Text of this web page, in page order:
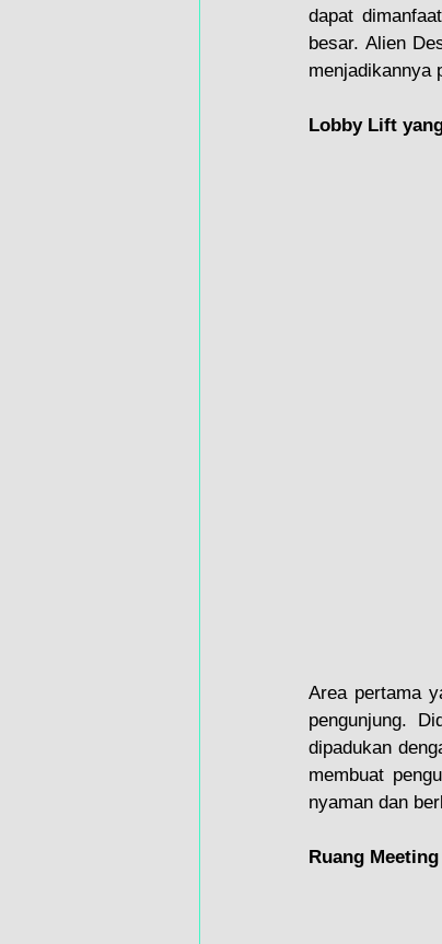
dapat
besar. Alien
menjadikannya
Lobby Lift
Area pertama
pengunjung.
dipadukan
membuat
nyaman dan
Ruang